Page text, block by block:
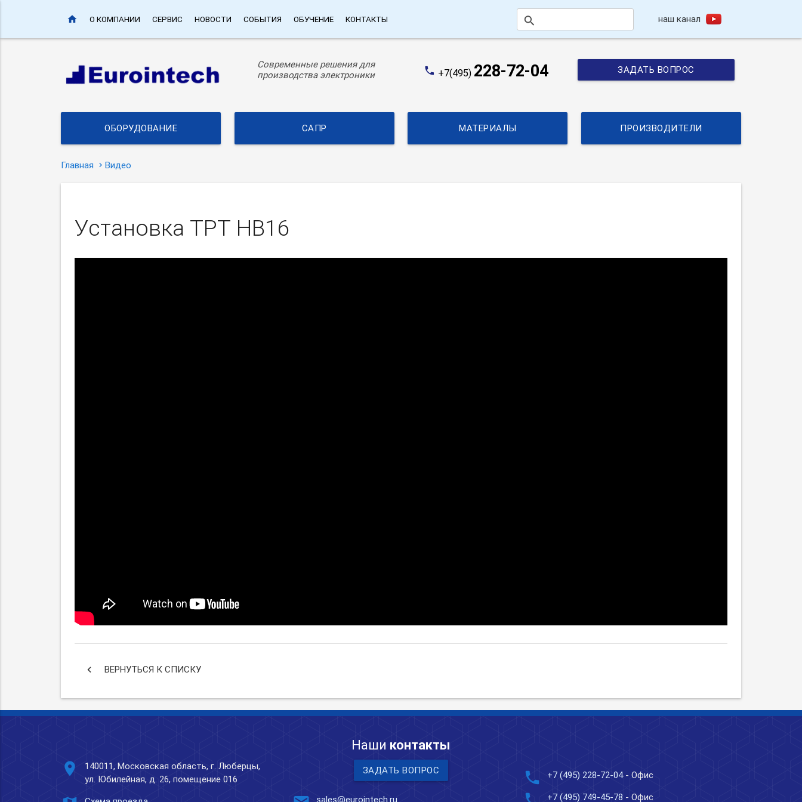
home О КОМПАНИИ СЕРВИС НОВОСТИ СОБЫТИЯ ОБУЧЕНИЕ КОНТАКТЫ search наш канал
Современные решения для
производства электроники
phone +7(495) 228-72-04 ЗАДАТЬ ВОПРОС
ОБОРУДОВАНИЕ САПР МАТЕРИАЛЫ ПРОИЗВОДИТЕЛИ
Главная Видео
Установка TPT HB16
keyboard_arrow_left ВЕРНУТЬСЯ К СПИСКУ
Наши контакты
place
140011, Московская область, г. Люберцы,
ул. Юбилейная, д. 26, помещение 016
ЗАДАТЬ ВОПРОС
sales@eurointech.ru
phone +7 (495) 228-72-04- Офис
+7 (495) 749-45-78 - Офис